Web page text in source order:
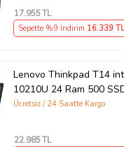
17.955TL
Sepette %9 İndirim 16.339TL
Lenovo Thinkpad T14
10210U 24 Ram 500
(Sim Kartlı) Notebook -
Ücretsiz / 24 Saatte Kargo
22.985TL